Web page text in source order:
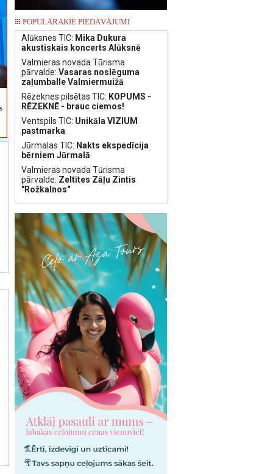
POPULĀRAKIE PIEDĀVĀJUMI
Alūksnes TIC: Mika Dukura
akustiskais koncerts Alūksnē
Valmieras novada Tūrisma
pārvalde: Vasaras noslēguma
zaļumballe Valmiermuižā
Rēzeknes pilsētas TIC: KOPUMS -
RĒZEKNĒ - brauc ciemos!
Ventspils TIC: Unikāla VIZIUM
pastmarka
Jūrmalas TIC: Nakts ekspedīcija
bērniem Jūrmalā
Valmieras novada Tūrisma
pārvalde: Zeltītes Zāļu Zintis
"Rožkalnos"